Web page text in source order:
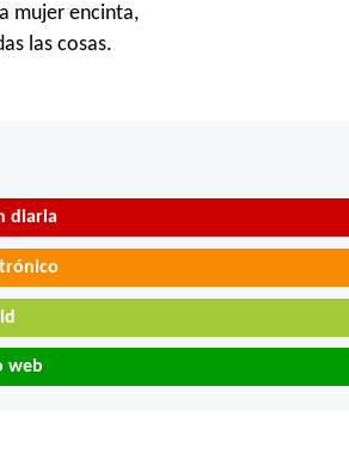
mujer encinta,
las cosas.
diaria
web